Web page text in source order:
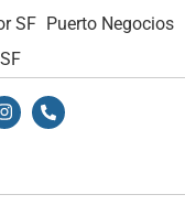
SF Puerto Negocios